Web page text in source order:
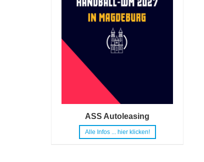
ASS Autoleasing
Alle Infos ... hier klicken!